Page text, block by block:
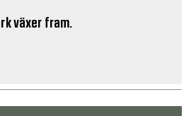
växer fram.